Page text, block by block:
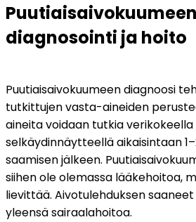
Puutiaisaivokuumeen
diagnosointi ja hoito
Puutiaisaivokuumeen diagnoosi
tutkittujen vasta-aineiden
aineita voidaan tutkia
selkäydinnäytteellä aikaisintaan
saamisen jälkeen.
siihen ole olemassa lääkehoitoa,
lievittää. Aivotulehduksen
yleensä sairaalahoitoa.